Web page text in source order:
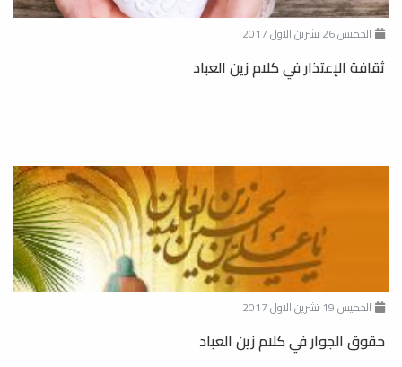
الخميس 26 تشرين الاول 2017
ثقافة الإعتذار في كلام زين العباد
الخميس 19 تشرين الاول 2017
حقوق الجوار في كلام زين العباد